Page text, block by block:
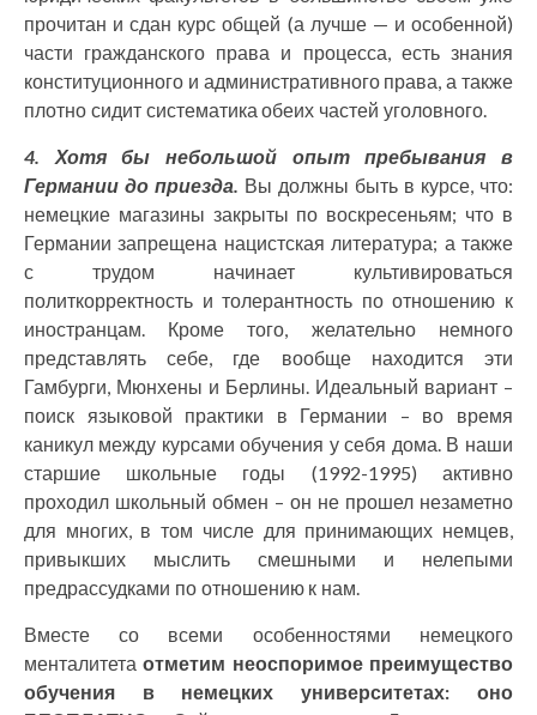
прочитан и сдан курс общей (а лучше — и особенной)
части гражданского права и процесса, есть знания
конституционного и административного права, а также
плотно сидит систематика обеих частей уголовного.
4. Хотя бы небольшой опыт пребывания в
Германии до приезда. Вы должны быть в курсе, что:
немецкие магазины закрыты по воскресеньям; что в
Германии запрещена нацистская литература; а также
с трудом начинает культивироваться
политкорректность и толерантность по отношению к
иностранцам. Кроме того, желательно немного
представлять себе, где вообще находится эти
Гамбурги, Мюнхены и Берлины. Идеальный вариант –
поиск языковой практики в Германии – во время
каникул между курсами обучения у себя дома. В наши
старшие школьные годы (1992-1995) активно
проходил школьный обмен – он не прошел незаметно
для многих, в том числе для принимающих немцев,
привыкших мыслить смешными и нелепыми
предрассудками по отношению к нам.
Вместе со всеми особенностями немецкого
менталитетаотметим неоспоримое преимущество
обучения в немецких университетах: оно